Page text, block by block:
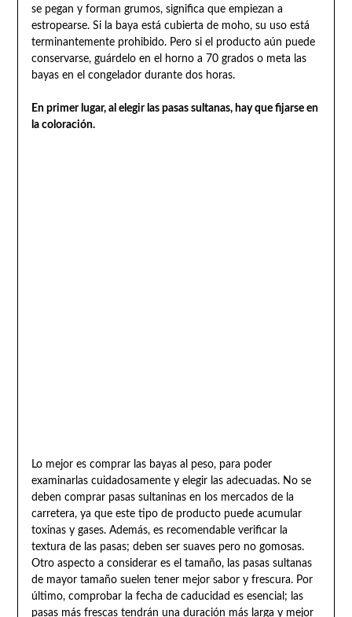
se pegan y forman grumos, significa que empiezan a
estropearse. Si la baya está cubierta de moho, su uso está
terminantemente prohibido. Pero si el producto aún puede
conservarse, guárdelo en el horno a 70 grados o meta las
bayas en el congelador durante dos horas.
En primer lugar, al elegir las pasas sultanas, hay que fijarse en
la coloración.
Lo mejor es comprar las bayas al peso, para poder
examinarlas cuidadosamente y elegir las adecuadas. No se
deben comprar pasas sultaninas en los mercados de la
carretera, ya que este tipo de producto puede acumular
toxinas y gases. Además, es recomendable verificar la
textura de las pasas; deben ser suaves pero no gomosas.
Otro aspecto a considerar es el tamaño, las pasas sultanas
de mayor tamaño suelen tener mejor sabor y frescura. Por
último, comprobar la fecha de caducidad es esencial; las
pasas más frescas tendrán una duración más larga y mejor